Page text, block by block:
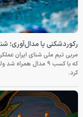
رکوردشکنی یا مدال‌آوری؛
مربی تیم ملی شنای ایران
که با کسب ۹ مدال
کرد.